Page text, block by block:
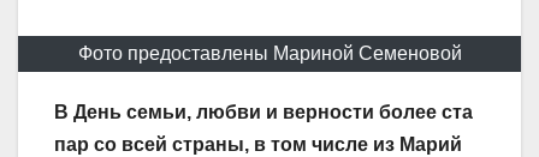
Фото предоставлены Мариной Семеновой
В День семьи, любви и верности более ста
пар со всей страны, в том числе из Марий